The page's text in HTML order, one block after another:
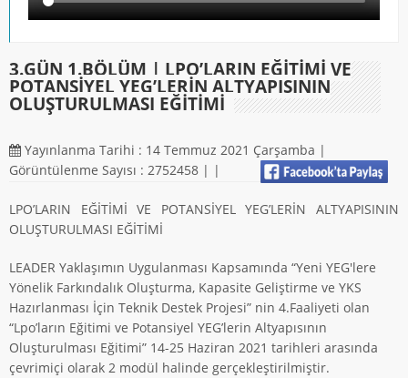
3.GÜN 1.BÖLÜM | LPO’LARIN EĞİTİMİ VE
POTANSİYEL YEG’LERİN ALTYAPISININ
OLUŞTURULMASI EĞİTİMİ
Yayınlanma Tarihi : 14 Temmuz 2021 Çarşamba |
Görüntülenme Sayısı : 2752458 | |
LPO’LARIN EĞİTİMİ VE POTANSİYEL YEG’LERİN ALTYAPISININ
OLUŞTURULMASI EĞİTİMİ
LEADER Yaklaşımın Uygulanması Kapsamında “Yeni YEG'lere
Yönelik Farkındalık Oluşturma, Kapasite Geliştirme ve YKS
Hazırlanması İçin Teknik Destek Projesi” nin 4.Faaliyeti olan
“Lpo’ların Eğitimi ve Potansiyel YEG’lerin Altyapısının
Oluşturulması Eğitimi” 14-25 Haziran 2021 tarihleri arasında
çevrimiçi olarak 2 modül halinde gerçekleştirilmiştir.